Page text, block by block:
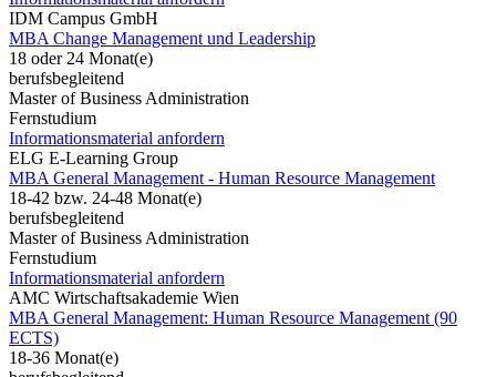
IDM Campus GmbH
MBA Change Management und Leadership
18 oder 24 Monat(e)
berufsbegleitend
Master of Business Administration
Fernstudium
Informationsmaterial anfordern
ELG E-Learning Group
MBA General Management - Human Resource Management
18-42 bzw. 24-48 Monat(e)
berufsbegleitend
Master of Business Administration
Fernstudium
Informationsmaterial anfordern
AMC Wirtschaftsakademie Wien
MBA General Management: Human Resource Management (90
ECTS)
18-36 Monat(e)